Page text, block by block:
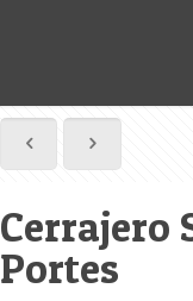
Cerrajero
Portes